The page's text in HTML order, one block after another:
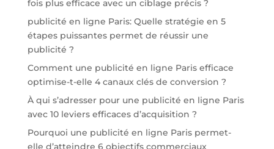
fois plus efficace avec un ciblage précis ?
publicité en ligne Paris: Quelle stratégie en 5
étapes puissantes permet de réussir une
publicité ?
Comment une publicité en ligne Paris efficace
optimise-t-elle 4 canaux clés de conversion ?
À qui s’adresser pour une publicité en ligne Paris
avec 10 leviers efficaces d’acquisition ?
Pourquoi une publicité en ligne Paris permet-
elle d’atteindre 6 objectifs commerciaux